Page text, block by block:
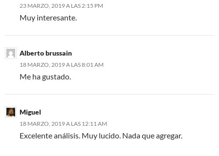
23 MARZO, 2019 A LAS 2:15 PM
Muy interesante.
Alberto brussain
18 MARZO, 2019 A LAS 8:01 AM
Me ha gustado.
Miguel
18 MARZO, 2019 A LAS 12:11 AM
Excelente análisis. Muy lucido. Nada que agregar.